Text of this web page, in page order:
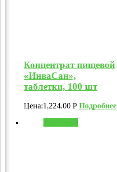
Концентрат пищевой
«ИнваСан»,
таблетки, 100 шт
Цена:1,224.00 Р Подробнее